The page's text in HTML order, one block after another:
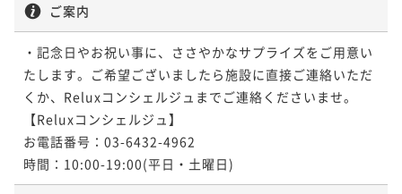
ご案内
・記念日やお祝い事に、ささやかなサプライズをご用意い
たします。ご希望ございましたら施設に直接ご連絡いただ
くか、Reluxコンシェルジュまでご連絡くださいませ。
【Reluxコンシェルジュ】
お電話番号：03-6432-4962
時間：10:00-19:00(平日・土曜日)